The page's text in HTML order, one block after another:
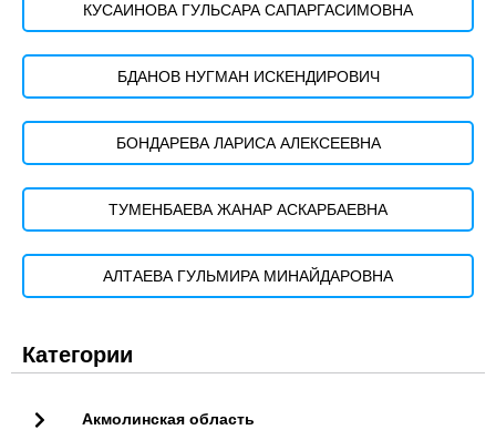
КУСАИНОВА ГУЛЬСАРА САПАРГАСИМОВНА
БДАНОВ НУГМАН ИСКЕНДИРОВИЧ
БОНДАРЕВА ЛАРИСА АЛЕКСЕЕВНА
ТУМЕНБАЕВА ЖАНАР АСКАРБАЕВНА
АЛТАЕВА ГУЛЬМИРА МИНАЙДАРОВНА
Категории
Акмолинская область